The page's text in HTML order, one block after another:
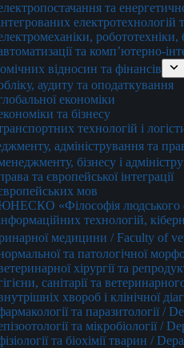
та
робототехніки,
та комп’ютерно-
відносин та фінансів
аудиту та оподаткування
економіки
та бізнесу
технологій і
адміністрування та
бізнесу і
та європейської інтеграції
мов
«Філософія людського
технологій,
медицини / Faculty of
та патологічної
хірургії та
санітарії та
хвороб і клінічної
та паразитології /
та мікробіології
та біохімії тварин /